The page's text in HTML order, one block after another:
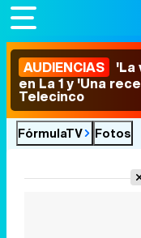
AUDIENCIAS 'La
en La 1 y 'Una
Telecinco
FórmulaTV Fotos